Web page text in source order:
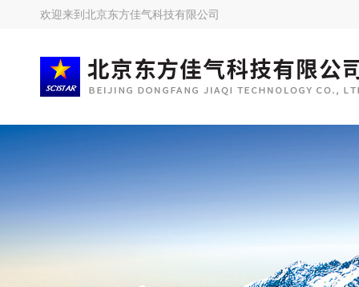
欢迎来到 北京东方佳气科技有限公司